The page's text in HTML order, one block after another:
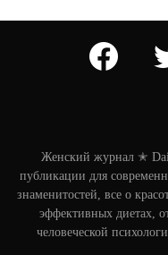
facebook
Женский журнал ✭
публикации для
знаменитостей, все о
эффективных диетах,
человеческой